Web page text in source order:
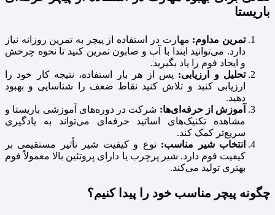
باریستا
تمرین مداوم: مهارت در استفاده از پیچر به تمرین روزانه نیاز
دارد. می‌توانید ابتدا با آب و صابون تمرین کنید تا نحوه چرخش
و ایجاد فوم را یاد بگیرید.
تحلیل و ارزیابی: پس از هر بار استفاده، نتیجه کار خود را
ارزیابی کنید و تلاش کنید نقاط ضعف را شناسایی و بهبود
دهید.
آموزش از حرفه‌ای‌ها: شرکت در دوره‌های آموزشی باریستا و
مشاهده تکنیک‌های اساتید حرفه‌ای می‌تواند به یادگیری
سریع‌تر کمک کند.
انتخاب شیر مناسب: نوع و کیفیت شیر تأثیر مستقیمی بر
کیفیت فوم دارد. شیر پرچرب یا دارای پروتئین بالا معمولاً فوم
بهتری تولید می‌کند.
چگونه پیچر مناسب خود را پیدا کنیم؟